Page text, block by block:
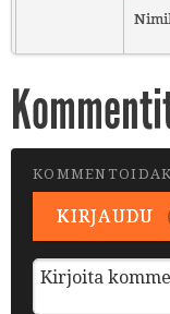
KIRJAUDU